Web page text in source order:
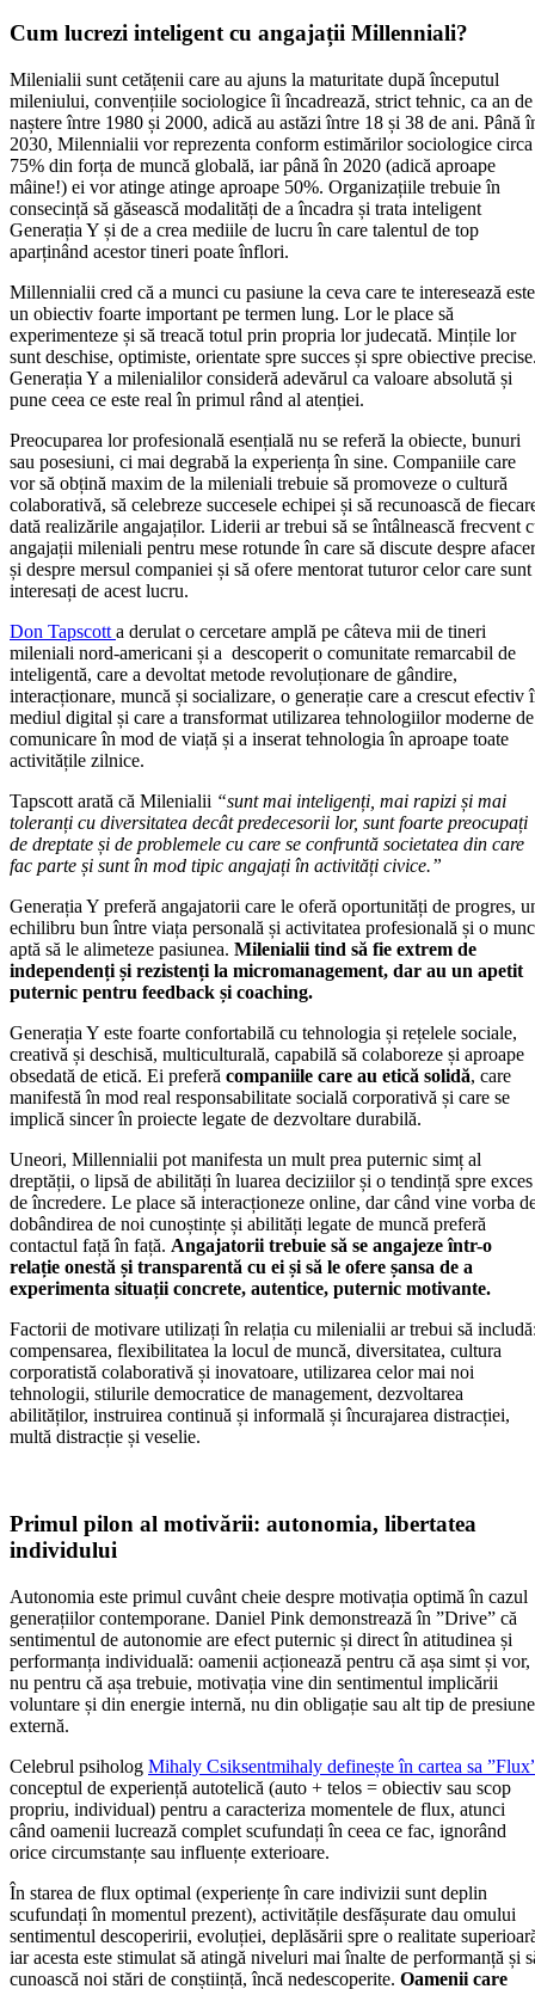
Cum lucrezi inteligent cu angajații Millenniali?
Milenialii sunt cetățenii care au ajuns la maturitate după începutul
mileniului, convențiile sociologice îi încadrează, strict tehnic, ca an de
naștere între 1980 și 2000, adică au astăzi între 18 și 38 de ani. Până
2030, Milennialii vor reprezenta conform estimărilor sociologice circa
75% din forța de muncă globală, iar până în 2020 (adică aproape
mâine!) ei vor atinge atinge aproape 50%. Organizațiile trebuie în
consecință să găsească modalități de a încadra și trata inteligent
Generația Y și de a crea mediile de lucru în care talentul de top
aparținând acestor tineri poate înflori.
Millennialii cred că a munci cu pasiune la ceva care te interesează este
un obiectiv foarte important pe termen lung. Lor le place să
experimenteze și să treacă totul prin propria lor judecată. Mințile lor
sunt deschise, optimiste, orientate spre succes și spre obiective
Generația Y a milenialilor consideră adevărul ca valoare absolută și
pune ceea ce este real în primul rând al atenției.
Preocuparea lor profesională esențială nu se referă la obiecte, bunuri
sau posesiuni, ci mai degrabă la experiența în sine. Companiile care
vor să obțină maxim de la mileniali trebuie să promoveze o cultură
colaborativă, să celebreze succesele echipei și să recunoască de
dată realizările angajaților. Liderii ar trebui să se întâlnească frecvent
angajații mileniali pentru mese rotunde în care să discute despre
și despre mersul companiei și să ofere mentorat tuturor celor care sunt
interesați de acest lucru.
Don Tapscott a derulat o cercetare amplă pe câteva mii de tineri
mileniali nord-americani și a descoperit o comunitate remarcabil de
inteligentă, care a devoltat metode revoluționare de gândire,
interacționare, muncă și socializare, o generație care a crescut efectiv
mediul digital și care a transformat utilizarea tehnologiilor moderne de
comunicare în mod de viață și a inserat tehnologia în aproape toate
activitățile zilnice.
Tapscott arată că Milenialii “sunt mai inteligenți, mai rapizi și mai
toleranți cu diversitatea decât predecesorii lor, sunt foarte preocupați
de dreptate și de problemele cu care se confruntă societatea din care
fac parte și sunt în mod tipic angajați în activități civice.”
Generația Y preferă angajatorii care le oferă oportunități de progres,
echilibru bun între viața personală și activitatea profesională și o
aptă să le alimeteze pasiunea. Milenialii tind să fie extrem de
independenți și rezistenți la micromanagement, dar au un apetit
puternic pentru feedback și coaching.
Generația Y este foarte confortabilă cu tehnologia și rețelele sociale,
creativă și deschisă, multiculturală, capabilă să colaboreze și aproape
obsedată de etică. Ei preferă companiile care au etică solidă, care
manifestă în mod real responsabilitate socială corporativă și care se
implică sincer în proiecte legate de dezvoltare durabilă.
Uneori, Millennialii pot manifesta un mult prea puternic simț al
dreptății, o lipsă de abilități în luarea deciziilor și o tendință spre exces
de încredere. Le place să interacționeze online, dar când vine vorba
dobândirea de noi cunoștințe și abilități legate de muncă preferă
contactul față în față. Angajatorii trebuie să se angajeze într-o
relație onestă și transparentă cu ei și să le ofere șansa de a
experimenta situații concrete, autentice, puternic motivante.
Factorii de motivare utilizați în relația cu milenialii ar trebui să
compensarea, flexibilitatea la locul de muncă, diversitatea, cultura
corporatistă colaborativă și inovatoare, utilizarea celor mai noi
tehnologii, stilurile democratice de management, dezvoltarea
abilităților, instruirea continuă și informală și încurajarea distracției,
multă distracție și veselie.
Primul pilon al motivării: autonomia, libertatea
individului
Autonomia este primul cuvânt cheie despre motivația optimă în cazul
generațiilor contemporane. Daniel Pink demonstrează în ”Drive” că
sentimentul de autonomie are efect puternic și direct în atitudinea și
performanța individuală: oamenii acționează pentru că așa simt și vor,
nu pentru că așa trebuie, motivația vine din sentimentul implicării
voluntare și din energie internă, nu din obligație sau alt tip de presiune
externă.
Celebrul psiholog Mihaly Csiksentmihaly definește în cartea sa
conceptul de experiență autotelică (auto + telos = obiectiv sau scop
propriu, individual) pentru a caracteriza momentele de flux, atunci
când oamenii lucrează complet scufundați în ceea ce fac, ignorând
orice circumstanțe sau influențe exterioare.
În starea de flux optimal (experiențe în care indivizii sunt deplin
scufundați în momentul prezent), activitățile desfășurate dau omului
sentimentul descoperirii, evoluției, deplăsării spre o realitate
iar acesta este stimulat să atingă niveluri mai înalte de performanță și
cunoască noi stări de conștiință, încă nedescoperite. Oamenii care